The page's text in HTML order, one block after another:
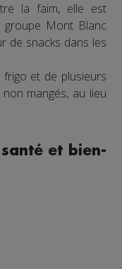
la faim, elle est
groupe Mont Blanc
de snacks dans les
frigo et de plusieurs
mangés, au lieu
et bien-